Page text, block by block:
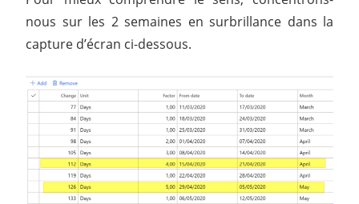
nous sur les 2 semaines en surbrillance dans la
capture d’écran ci-dessous.